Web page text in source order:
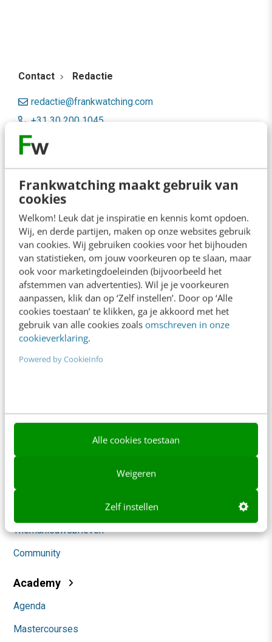
Frankwatching maakt gebruik van
cookies
Welkom! Leuk dat je inspiratie en kennis komt opdoen.
Wij, en derde partijen, maken op onze websites gebruik
van cookies. Wij gebruiken cookies voor het bijhouden
van statistieken, om jouw voorkeuren op te slaan, maar
ook voor marketingdoeleinden (bijvoorbeeld het
afstemmen van advertenties). Wil je je voorkeuren
aanpassen, klik dan op ‘Zelf instellen’. Door op ‘Alle
cookies toestaan’ te klikken, ga je akkoord met het
gebruik van alle cookies zoals omschreven in onze
cookieverklaring.
Powered by CookieInfo
Alle cookies toestaan
Weigeren
Zelf instellen
Contact Redactie
redactie@frankwatching.com
+31 30 200 1045
Tarieven
Meer contactopties
Frankwatching
Adverteren
Contact
Nieuwsbrieven
Ons team
Werken bij
Whitepapers
AI & Tech
Content & Communicatie
Klantcontact & CX
Themanieuwsbrieven
Community
Academy
Agenda
Mastercourses